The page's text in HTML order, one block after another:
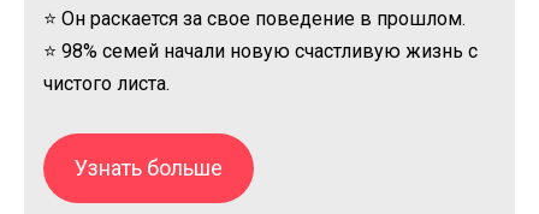
⭐ Он раскается за свое поведение в прошлом.
⭐ 98% семей начали новую счастливую жизнь с
чистого листа.
Узнать больше